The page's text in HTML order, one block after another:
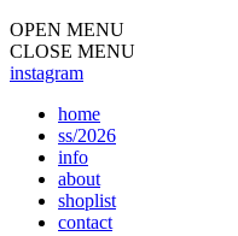
OPEN MENU
CLOSE MENU
instagram
home
ss/2026
info
about
shoplist
contact